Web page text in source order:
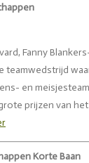
Fanny
teamwedstrijd
en
prijzen van
Korte Baan